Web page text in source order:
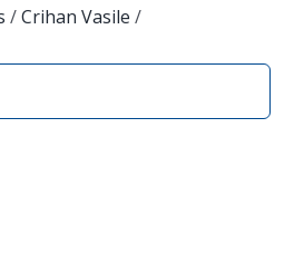
/Crihan Vasile /